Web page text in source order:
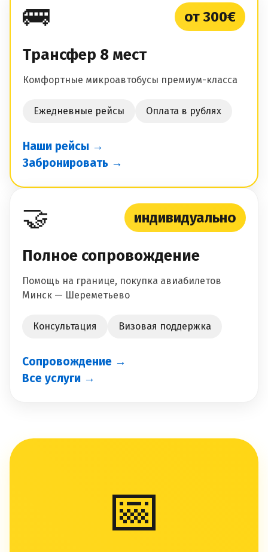
🚌 от 300€
Трансфер 8 мест
Комфортные микроавтобусы премиум-класса
Ежедневные рейсы Оплата в рублях
Наши рейсы →
Забронировать →
🤝 индивидуально
Полное сопровождение
Помощь на границе, покупка авиабилетов
Минск — Шереметьево
Консультация Визовая поддержка
Сопровождение →
Все услуги →
📅